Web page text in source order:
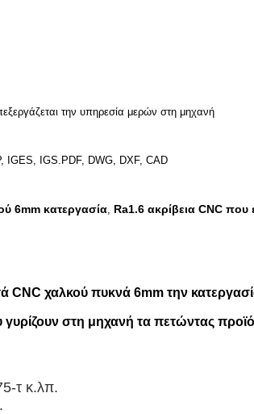
την υπηρεσία μερών στη μηχανή
IGES, IGS.PDF, DWG, DXF, CAD
6mm κατεργασία, Ra1.6 ακρίβεια CNC που
CNC χαλκού πυκνά 6mm την
στη μηχανή τα πετώντας
τ κ.λπ.